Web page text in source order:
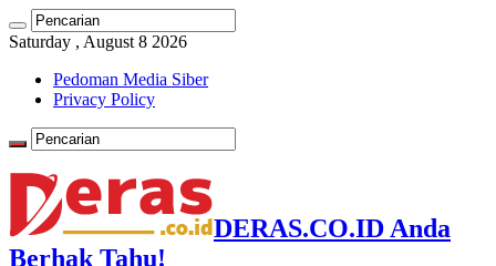
Saturday , August 8 2026
Pedoman Media Siber
Privacy Policy
DERAS.CO.ID Anda
Berhak Tahu!